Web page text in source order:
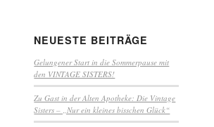
NEUESTE BEITRÄGE
Gelungener Start in die Sommerpause mit
den VINTAGE SISTERS!
Zu Gast in der Alten Apotheke: Die Vintage
Sisters – „Nur ein kleines bisschen Glück“